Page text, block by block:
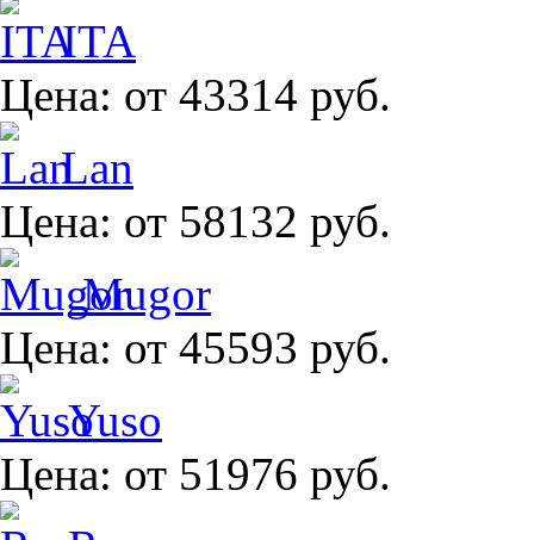
ITA
Цена: от 43314 руб.
Lan
Цена: от 58132 руб.
Mugor
Цена: от 45593 руб.
Yuso
Цена: от 51976 руб.